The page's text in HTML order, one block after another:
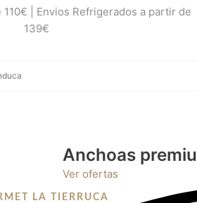
| Envios Refrigerados a partir de
139€
Anchoas
Ver ofertas
LA TIERRUCA